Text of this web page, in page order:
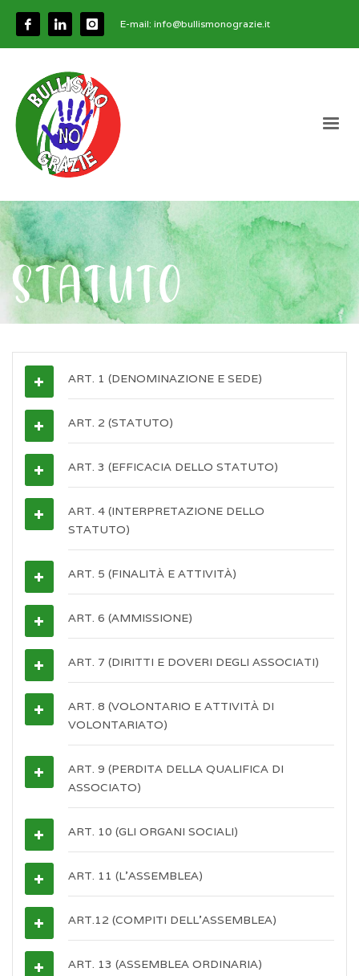
E-mail: info@bullismonograzie.it
STATUTO
ART. 1 (DENOMINAZIONE E SEDE)
ART. 2 (STATUTO)
ART. 3 (EFFICACIA DELLO STATUTO)
ART. 4 (INTERPRETAZIONE DELLO
STATUTO)
ART. 5 (FINALITÀ E ATTIVITÀ)
ART. 6 (AMMISSIONE)
ART. 7 (DIRITTI E DOVERI DEGLI ASSOCIATI)
ART. 8 (VOLONTARIO E ATTIVITÀ DI
VOLONTARIATO)
ART. 9 (PERDITA DELLA QUALIFICA DI
ASSOCIATO)
ART. 10 (GLI ORGANI SOCIALI)
ART. 11 (L’ASSEMBLEA)
ART.12 (COMPITI DELL’ASSEMBLEA)
ART. 13 (ASSEMBLEA ORDINARIA)